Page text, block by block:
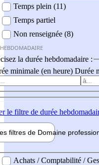
Temps plein (11)
Temps partiel
Non renseignée (8)
la durée hebdomadaire :
minimale (en heure) Durée
le filtre de durée
filtres de Domaine pro
professionel
Achats / Comptabilité /